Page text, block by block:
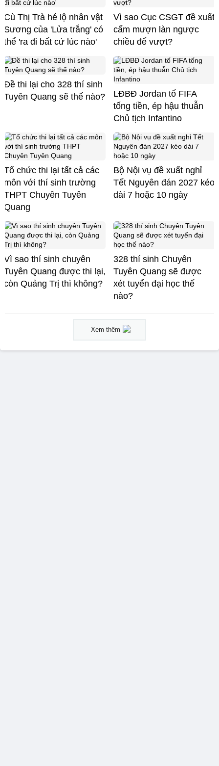
Cù Thị Trà hé lộ nhân vật
Sương của 'Lửa trắng' có
thể 'ra đi bất cứ lúc nào'
Vì sao Cục CSGT đề xuất
cấm mượn làn ngược
chiều để vượt?
Đề thi lại cho 328 thí sinh
Tuyên Quang sẽ thế nào?
LĐBĐ Jordan tố FIFA
tống tiền, ép hậu thuẫn
Chủ tịch Infantino
Tổ chức thi lại tất cả các
môn với thí sinh trường
THPT Chuyên Tuyên
Quang
Bộ Nội vụ đề xuất nghỉ
Tết Nguyên đán 2027 kéo
dài 7 hoặc 10 ngày
Vì sao thí sinh chuyên
Tuyên Quang được thi lại,
còn Quảng Trị thì không?
328 thí sinh Chuyên
Tuyên Quang sẽ được
xét tuyển đại học thế
nào?
Xem thêm